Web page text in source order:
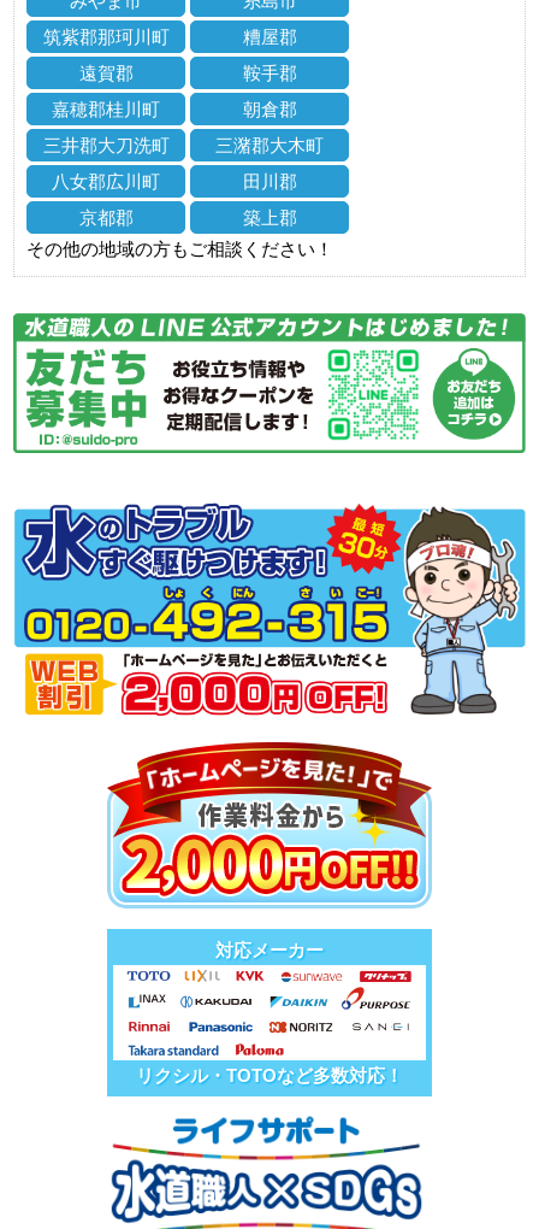
筑紫郡那珂川町
糟屋郡
遠賀郡
鞍手郡
嘉穂郡桂川町
朝倉郡
三井郡大刀洗町
三潴郡大木町
八女郡広川町
田川郡
京都郡
築上郡
その他の地域の方もご相談ください！
対応メーカー
リクシル・TOTOなど多数対応！